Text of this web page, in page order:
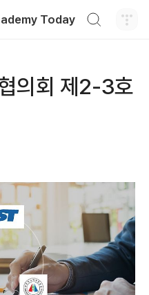
Today
의회 제2-3호